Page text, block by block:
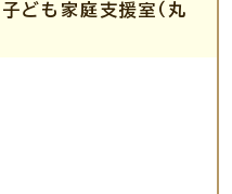
ども家庭支援室（丸